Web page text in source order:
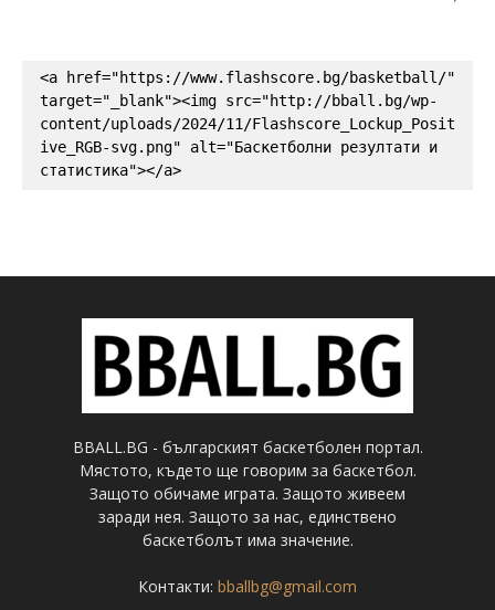
<a href="https://www.flashscore.bg/basketball/"
target="_blank"><img src="http://bball.bg/wp-
content/uploads/2024/11/Flashscore_Lockup_Posit
ive_RGB-svg.png" alt="Баскетболни резултати и
статистика"></a>
BBALL.BG - българският баскетболен портал.
Мястото, където ще говорим за баскетбол.
Защото обичаме играта. Защото живеем
заради нея. Защото за нас, единствено
баскетболът има значение.
Контакти: bballbg@gmail.com